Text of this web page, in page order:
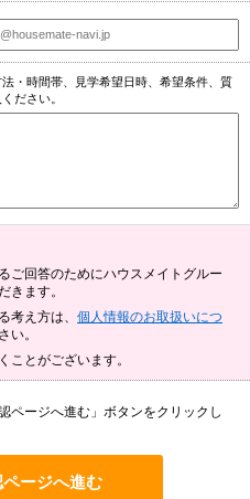
法・時間帯、見学希望日時、希望条件、質
ださい。
ご回答のためにハウスメイトグルー
きます。
考え方は、 個人情報のお取扱いにつ
い。
ことがございます。
ページへ進む」ボタンをクリックし